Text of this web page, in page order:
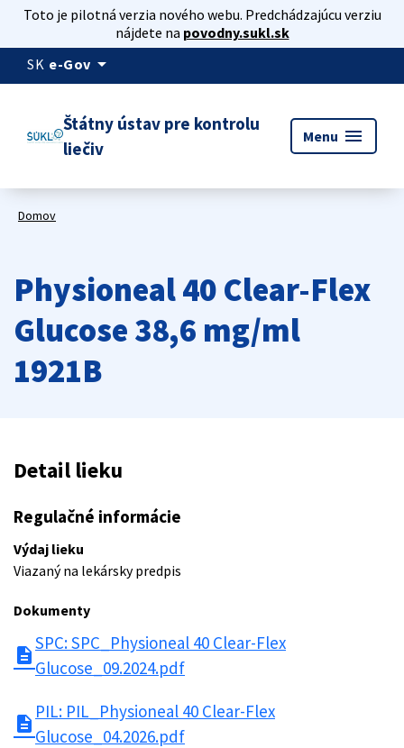
Toto je pilotná verzia nového webu. Predchádzajúcu verziu
nájdete na povodny.sukl.sk
SK e-Gov arrow_drop_down
Štátny ústav pre kontrolu
liečiv
Menu menu
Domov
Physioneal 40 Clear-Flex
Glucose 38,6 mg/ml
1921B
Detail lieku
Regulačné informácie
Výdaj lieku
Viazaný na lekársky predpis
Dokumenty
description
SPC: SPC_Physioneal 40 Clear-Flex
Glucose_09.2024.pdf
description
PIL: PIL_Physioneal 40 Clear-Flex
Glucose_04.2026.pdf